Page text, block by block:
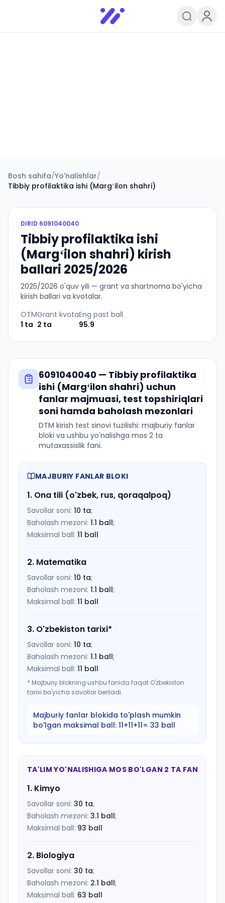
Infoedu
Ta&#039;lim xabarlari va
Bosh sahifa/Yo'nalishlar/
Tibbiy profilaktika ishi (Margʻilon shahri)
DIRID 6091040040
Tibbiy profilaktika ishi
(Margʻilon shahri) kirish
ballari 2025/2026
2025/2026 o'quv yili — grant va shartnoma bo'yicha
kirish ballari va kvotalar.
OTM
1 ta
Grant kvota
2 ta
Eng past ball
95.9
6091040040 — Tibbiy profilaktika
ishi (Margʻilon shahri) uchun
fanlar majmuasi, test topshiriqlari
soni hamda baholash mezonlari
DTM kirish test sinovi tuzilishi: majburiy fanlar
bloki va ushbu yo'nalishga mos 2 ta
mutaxassislik fani.
MAJBURIY FANLAR BLOKI
1. Ona tili (o'zbek, rus, qoraqalpoq)
Savollar soni: 10 ta;
Baholash mezoni: 1.1 ball;
Maksimal ball: 11 ball
2. Matematika
Savollar soni: 10 ta;
Baholash mezoni: 1.1 ball;
Maksimal ball: 11 ball
3. O'zbekiston tarixi*
Savollar soni: 10 ta;
Baholash mezoni: 1.1 ball;
Maksimal ball: 11 ball
* Majburiy blokning ushbu fanida faqat O'zbekiston
tarixi bo'yicha savollar beriladi.
Majburiy fanlar blokida to'plash mumkin
bo'lgan maksimal ball: 11+11+11= 33 ball
TA'LIM YO'NALISHIGA MOS BO'LGAN 2 TA FAN
1. Kimyo
Savollar soni: 30 ta;
Baholash mezoni: 3.1 ball;
Maksimal ball: 93 ball
2. Biologiya
Savollar soni: 30 ta;
Baholash mezoni: 2.1 ball;
Maksimal ball: 63 ball